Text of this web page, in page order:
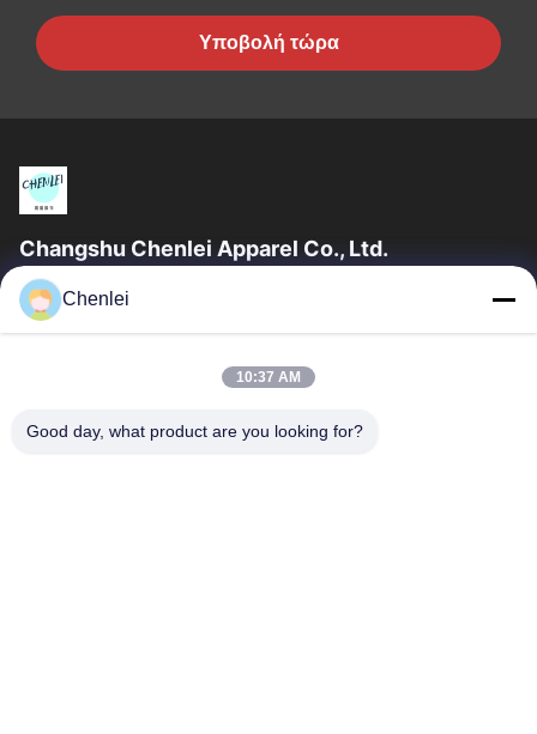
Υποβολή τώρα
Changshu Chenlei Apparel Co., Ltd.
CHANGSHU CHENLEI APPAREL CO., LTD Το εργοστάσιό μας
ιδρύθηκε το 2011, βρίσκεται στην πόλη Suzhou, επαρχία
Γρήγορες Συνδέσεις
Αρχική Σελίδα
Προϊόντα
Chenlei
10:37 AM
Good day, what product are you looking for?